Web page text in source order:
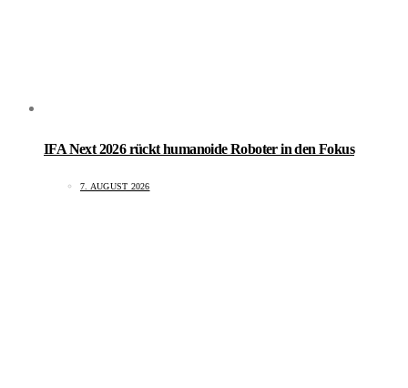
IFA Next 2026 rückt humanoide Roboter in den Fokus
7. AUGUST 2026